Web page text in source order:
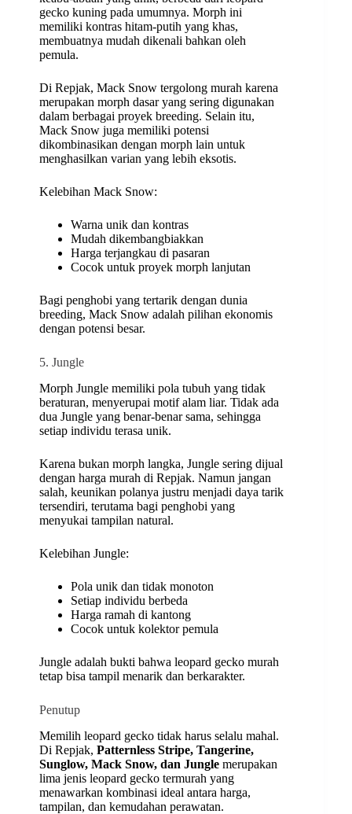
gecko kuning pada umumnya. Morph ini
memiliki kontras hitam-putih yang khas,
membuatnya mudah dikenali bahkan oleh
pemula.
Di Repjak, Mack Snow tergolong murah karena
merupakan morph dasar yang sering digunakan
dalam berbagai proyek breeding. Selain itu,
Mack Snow juga memiliki potensi
dikombinasikan dengan morph lain untuk
menghasilkan varian yang lebih eksotis.
Kelebihan Mack Snow:
Warna unik dan kontras
Mudah dikembangbiakkan
Harga terjangkau di pasaran
Cocok untuk proyek morph lanjutan
Bagi penghobi yang tertarik dengan dunia
breeding, Mack Snow adalah pilihan ekonomis
dengan potensi besar.
5. Jungle
Morph Jungle memiliki pola tubuh yang tidak
beraturan, menyerupai motif alam liar. Tidak ada
dua Jungle yang benar-benar sama, sehingga
setiap individu terasa unik.
Karena bukan morph langka, Jungle sering dijual
dengan harga murah di Repjak. Namun jangan
salah, keunikan polanya justru menjadi daya tarik
tersendiri, terutama bagi penghobi yang
menyukai tampilan natural.
Kelebihan Jungle:
Pola unik dan tidak monoton
Setiap individu berbeda
Harga ramah di kantong
Cocok untuk kolektor pemula
Jungle adalah bukti bahwa leopard gecko murah
tetap bisa tampil menarik dan berkarakter.
Penutup
Memilih leopard gecko tidak harus selalu mahal.
Di Repjak, Patternless Stripe, Tangerine,
Sunglow, Mack Snow, dan Jungle merupakan
lima jenis leopard gecko termurah yang
menawarkan kombinasi ideal antara harga,
tampilan, dan kemudahan perawatan.